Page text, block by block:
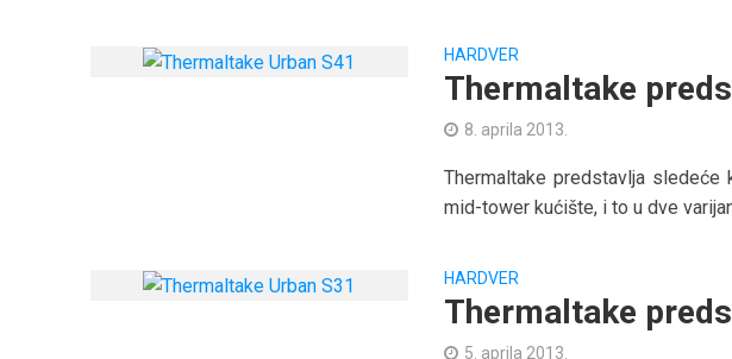
HARDVER
Thermaltake
8. aprila 2013.
Thermaltake predstavlja sledeće
mid-tower kućište, i to u dve
HARDVER
Thermaltake
5. aprila 2013.